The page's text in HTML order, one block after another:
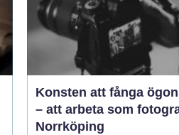
Konsten att fånga
– att arbeta som
Norrköping